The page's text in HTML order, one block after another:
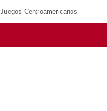
Juegos Centroamericanos